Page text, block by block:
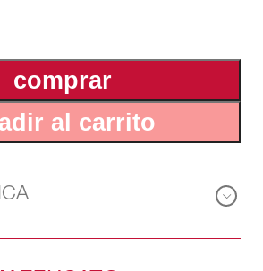
que no entendieron qué estaba
innovadoras. Está claro que el
los hogares están
poder cubrir sus gastos básicos, el
vez a más jóvenes, se ahonda
sector financiero y el
al carrito
comprar